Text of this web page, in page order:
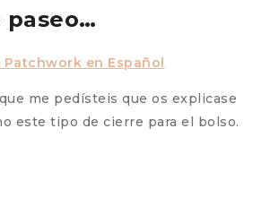
paseo…
en Español
me pedísteis que os explicase
este tipo de cierre para el bolso.